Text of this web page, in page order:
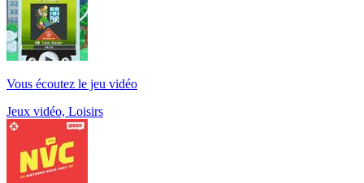
Vous écoutez le jeu vidéo
Jeux vidéo, Loisirs